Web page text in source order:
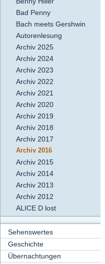
Bad Penny
Bach meets Gershwin
Autorenlesung
Archiv 2025
Archiv 2024
Archiv 2023
Archiv 2022
Archiv 2021
Archiv 2020
Archiv 2019
Archiv 2018
Archiv 2017
Archiv 2016
Archiv 2015
Archiv 2014
Archiv 2013
Archiv 2012
ALICE D lost
Sehenswertes
Geschichte
Übernachtungen